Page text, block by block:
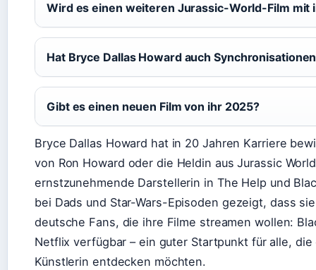
Wird es einen weiteren Jurassic-World-Film mit
Hat Bryce Dallas Howard auch
Gibt es einen neuen Film von ihr 2025?
Bryce Dallas Howard hat in 20 Jahren Karriere
von Ron Howard oder die Heldin aus Jurassic
ernstzunehmende Darstellerin in The Help und
bei Dads und Star-Wars-Episoden gezeigt, dass
deutsche Fans, die ihre Filme streamen wollen:
Netflix verfügbar – ein guter Startpunkt für alle,
Künstlerin entdecken möchten.